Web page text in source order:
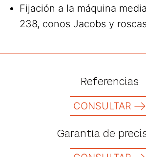
Fijación a la máquina
238, conos Jacobs y
Referencias
CONSULTAR
Garantía de